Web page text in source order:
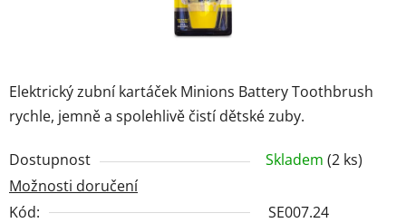
Elektrický zubní kartáček Minions Battery Toothbrush
rychle, jemně a spolehlivě čistí dětské zuby.
Dostupnost Skladem (2 ks)
Možnosti doručení
Kód:
SE007.24